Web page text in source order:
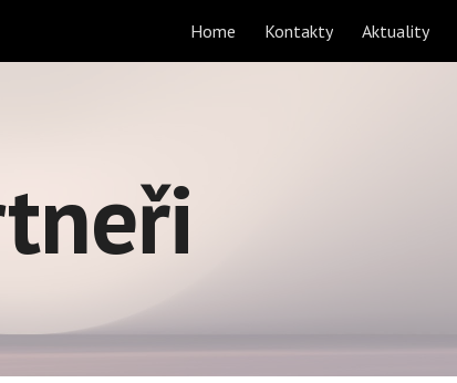
Skip to navigation
Home Kontakty Aktuality